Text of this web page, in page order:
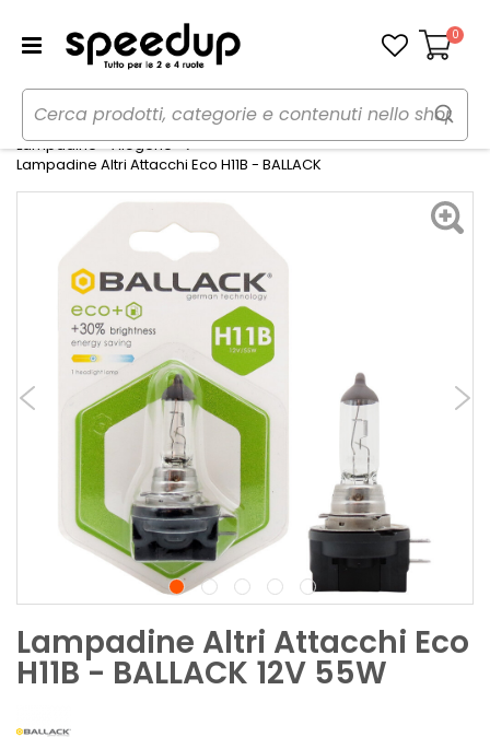
Carrello
0
Home Auto
Illuminazione
Lampadine - Alogene
Lampadine Altri Attacchi Eco H11B - BALLACK
Lampadine Altri Attacchi Eco
H11B - BALLACK 12V 55W